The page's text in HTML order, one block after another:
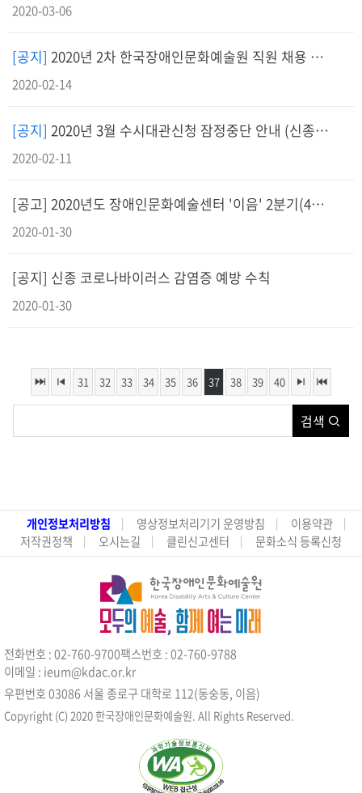
2020-03-06
[공지] 2020년 2차 한국장애인문화예술원 직원 채용 공고
2020-02-14
[공지] 2020년 3월 수시대관신청 잠정중단 안내 (신종코로나바이러스 예방)
2020-02-11
[공고] 2020년도 장애인문화예술센터 '이음' 2분기(4~6월) 정기대관 공고
2020-01-30
[공지] 신종 코로나바이러스 감염증 예방 수칙
2020-01-30
31 32 33 34 35 36 37 38 39 40
검색
개인정보처리방침 영상정보처리기기 운영방침
이용약관
저작권정책
오시는길 클린신고센터 문화소식 등록신청
전화번호 : 02-760-9700팩스번호 : 02-760-9788
이메일 : ieum@kdac.or.kr
우편번호 03086 서울 종로구 대학로 112(동숭동, 이음)
Copyright (C) 2020 한국장애인문화예술원. All Rights Reserved.